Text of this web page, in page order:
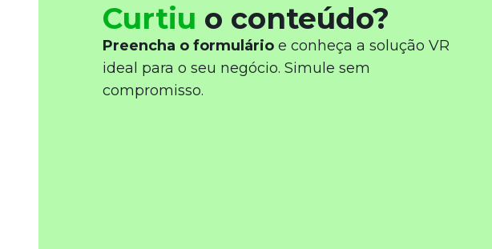
Curtiu o conteúdo?
Preencha o formulário e conheça a solução VR
ideal para o seu negócio. Simule sem
compromisso.